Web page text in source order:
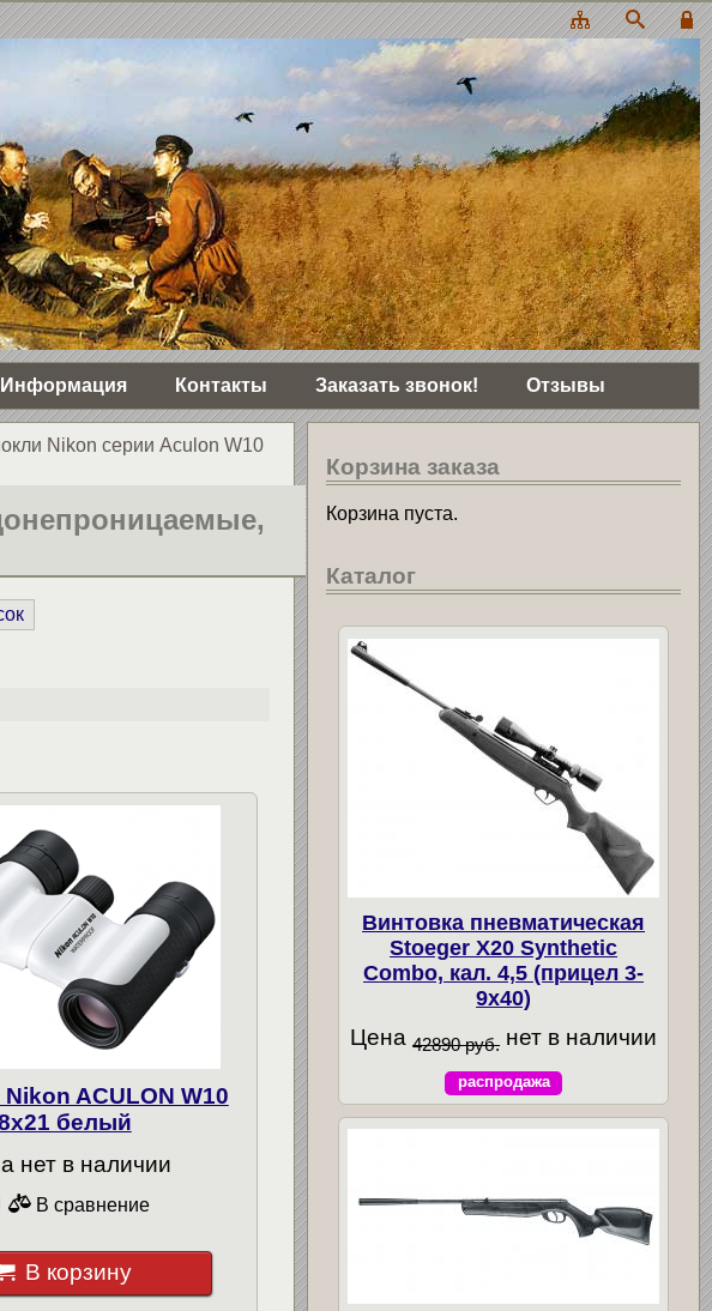
Информация Контакты Заказать звонок! Отзывы
Nikon серии Aculon W10
ACULON W10
белый
нет в наличии
В сравнение
В корзину
Корзина заказа
Корзина пуста.
Каталог
Винтовка пневматическая
Stoeger X20 Synthetic
Combo, кал. 4,5 (прицел 3-
9х40)
Цена 42890 руб. нет в наличии
распродажа